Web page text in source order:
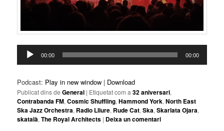
Reproductor
d'àudio
00:00 00:00
Podcast: Play in new window | Download
Publicat dins de General | Etiquetat com a 32 aniversari,
Contrabanda FM,Cosmic Shuffling,Hammond York,North East
Ska Jazz Orchestra, Radio Lliure, Rude Cat,Ska,Skarlata Ojara,
skatalà,The Royal Architects | Deixa un comentari